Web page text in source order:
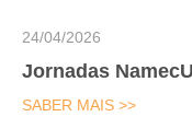
Jornadas
24/04/2026
SABER MAIS >>